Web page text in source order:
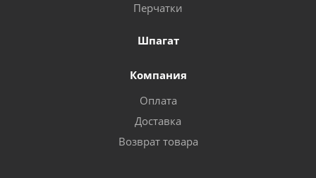
Перчатки
Шпагат
Компания
Оплата
Доставка
Возврат товара